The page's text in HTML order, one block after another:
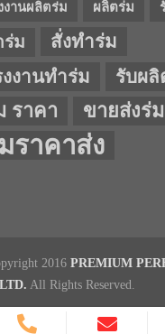
งานผลิตร่ม ผลิตร่ม
ร่ม
สั่งทำร่ม
งงานทำร่ม
รับผลิ
ราคา ขายส่งร่ม
ราคาส่ง
2016 PREMIUM
All Rights Reserved.